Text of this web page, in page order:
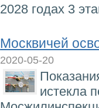
2028 годах 3
Москвичей
2020-05-20
истекла